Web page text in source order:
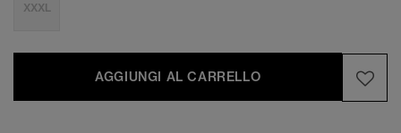
XXXL
AGGIUNGI AL CARRELLO